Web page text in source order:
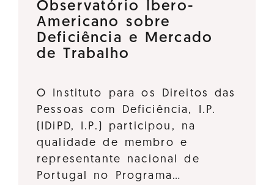
Observatório Ibero-
Americano sobre
Deficiência e Mercado
de Trabalho
O Instituto para os Direitos das
Pessoas com Deficiência, I.P.
(IDiPD, I.P.) participou, na
qualidade de membro e
representante nacional de
Portugal no Programa…